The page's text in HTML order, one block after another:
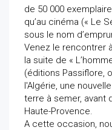
de 50 000
qu’au cinéma (« Le
sous le nom
Venez le rencontrer
la suite de «
(éditions Passiflore,
l'Algérie, une
terre à semer, avant
Haute-Provence.
A cette occasion,